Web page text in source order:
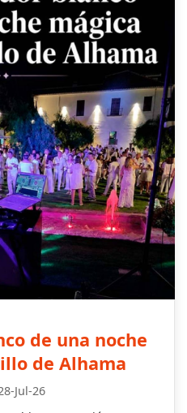
de una noche
de Alhama
Jul-26